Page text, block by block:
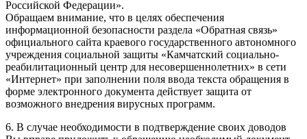
Российской Федерации».
Обращаем внимание, что в целях обеспечения
информационной безопасности раздела «Обратная связь»
официального сайта краевого государственного автономного
учреждения социальной защиты «Камчатский социально-
реабилитационный центр для несовершеннолетних» в сети
«Интернет» при заполнении поля ввода текста обращения в
форме электронного документа действует защита от
возможного внедрения вирусных программ.
6. В случае необходимости в подтверждение своих доводов